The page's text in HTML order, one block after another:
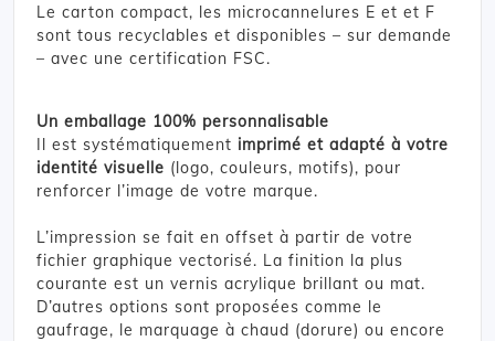
Le carton compact, les microcannelures E et et F
sont tous recyclables et disponibles – sur demande
– avec une certification FSC.
Un emballage 100% personnalisable
Il est systématiquement imprimé et adapté à votre
identité visuelle (logo, couleurs, motifs), pour
renforcer l’image de votre marque.
L’impression se fait en offset à partir de votre
fichier graphique vectorisé. La finition la plus
courante est un vernis acrylique brillant ou mat.
D’autres options sont proposées comme le
gaufrage, le marquage à chaud (dorure) ou encore